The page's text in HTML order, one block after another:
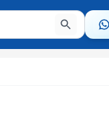
keçid